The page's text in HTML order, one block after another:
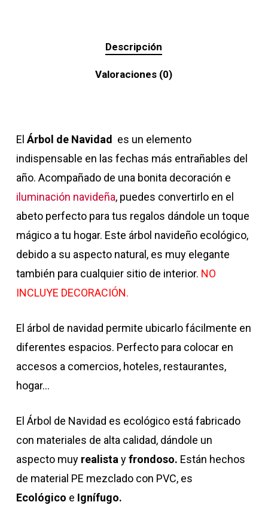
Descripción
Valoraciones (0)
ElÁrbol de Navidad es un elemento
indispensable en las fechas más entrañables del
año. Acompañado de una bonita decoración e
iluminación navideña, puedes convertirlo en el
abeto perfecto para tus regalos dándole un toque
mágico a tu hogar. Este árbol navideño ecológico,
debido a su aspecto natural, es muy elegante
también para cualquier sitio de interior. NO
INCLUYE DECORACIÓN.
El árbol de navidad permite ubicarlo fácilmente en
diferentes espacios. Perfecto para colocar en
accesos a comercios, hoteles, restaurantes,
hogar…
El Árbol de Navidad es ecológico está fabricado
con materiales de alta calidad, dándole un
aspecto muyrealistayfrondoso. Están hechos
de material PE mezclado con PVC, es
Ecológico e Ignífugo.